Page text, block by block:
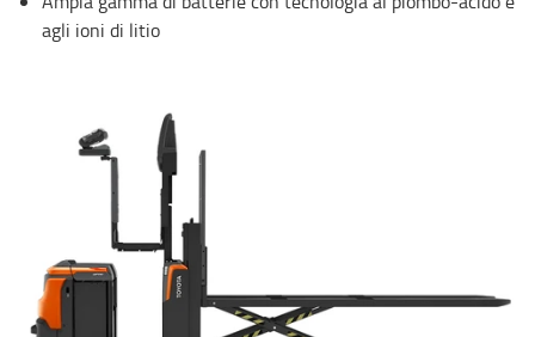
agli ioni di litio